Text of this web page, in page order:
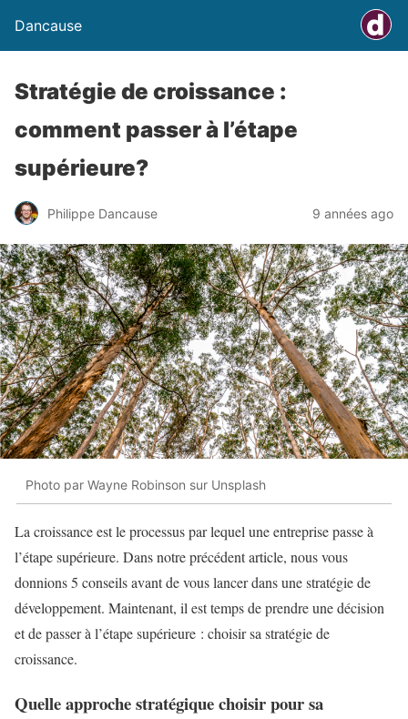
Dancause
Stratégie de croissance :
comment passer à l’étape
supérieure?
Philippe Dancause 9 années ago
Photo par Wayne Robinson sur Unsplash
La croissance est le processus par lequel une entreprise passe à
l’étape supérieure. Dans notre précédent article, nous vous
donnions 5 conseils avant de vous lancer dans une stratégie de
développement. Maintenant, il est temps de prendre une décision
et de passer à l’étape supérieure : choisir sa stratégie de
croissance.
Quelle approche stratégique choisir pour sa